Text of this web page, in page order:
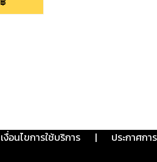
เงื่อนไขการใช้บริการ | ประกาศก